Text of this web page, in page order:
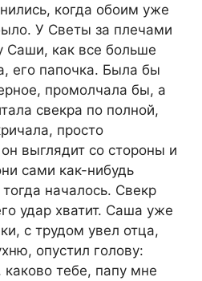
когда обоим уже
У Светы за плечами
Саши, как все больше
его папочка. Была бы
промолчала бы, а
свекра по полной,
просто
выглядит со стороны и
сами как-нибудь
началось. Свекр
удар хватит. Саша уже
с трудом увел отца,
опустил голову:
тебе, папу мне